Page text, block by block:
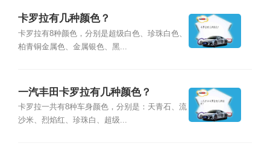
卡罗拉有几种颜色？
卡罗拉有8种颜色，分别是超级白色、珍珠白色、
柏青铜金属色、金属银色、黑...
一汽丰田卡罗拉有几种颜色？
卡罗拉一共有8种车身颜色，分别是：天青石、流
沙米、烈焰红、珍珠白、超级...